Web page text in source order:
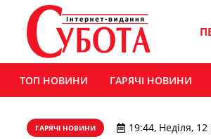
ТОП НОВИНИ ГАРЯЧІ НОВИНИ
ГАРЯЧІ НОВИНИ 19:44, Неділя,